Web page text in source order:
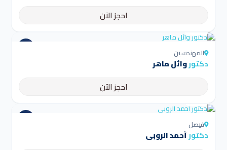
احجز الآن
المهندسين
دكتوروائل ماهر
احجز الآن
فيصل
دكتورأحمد الروبى